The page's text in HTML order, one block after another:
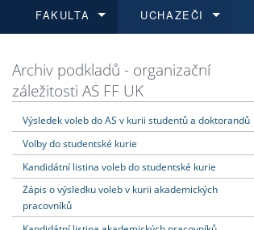
FAKULTA
Dozvědět se více
UCHAZEČI
Podat přihlášku
Dozvědět se více
Dozvědět se více
Dozvědět se více
Archiv podkladů - organizační
záležitosti AS FF UK
Výsledek voleb do AS v kurii studentů a doktorandů
Volby do studentské kurie
Kandidátní listina voleb do studentské kurie
Zápis o výsledku voleb v kurii akademických
pracovníků